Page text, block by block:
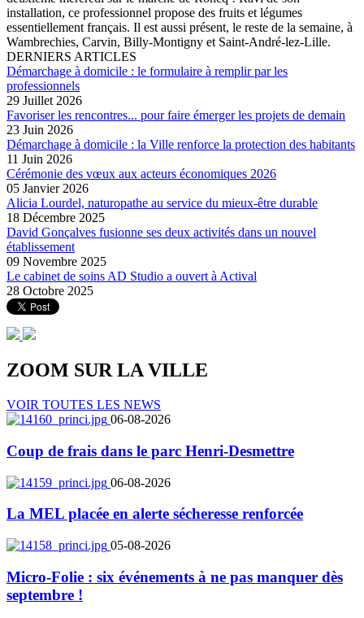
installation, ce professionnel propose des fruits et légumes
essentiellement français. Il est aussi présent, le reste de la semaine, à
Wambrechies, Carvin, Billy-Montigny et Saint-André-lez-Lille.
DERNIERS ARTICLES
Démarchage à domicile : le formulaire à remplir par les
professionnels
29 Juillet 2026
Favoriser les rencontres... pour faire émerger les projets de demain
23 Juin 2026
Démarchage à domicile : la Ville renforce la protection des habitants
11 Juin 2026
Cérémonie des vœux aux acteurs économiques 2026
05 Janvier 2026
Alicia Lourdel, naturopathe au service du mieux-être durable
18 Décembre 2025
David Gonçalves fusionne ses deux activités dans un nouvel
établissement
09 Novembre 2025
Le cabinet de soins AD Studio a ouvert à Actival
28 Octobre 2025
ZOOM SUR LAVILLE
VOIR TOUTES LES NEWS
06-08-2026
Coup de frais dans le parc Henri-Desmettre
06-08-2026
La MEL placée en alerte sécheresse renforcée
05-08-2026
Micro-Folie : six événements à ne pas manquer dès
septembre !